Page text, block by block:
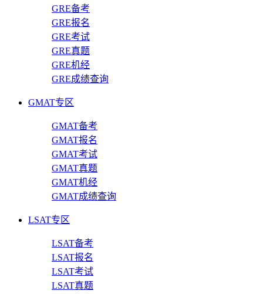
GRE备考
GRE报名
GRE考试
GRE真题
GRE机经
GRE成绩查询
GMAT专区
GMAT备考
GMAT报名
GMAT考试
GMAT真题
GMAT机经
GMAT成绩查询
LSAT专区
LSAT备考
LSAT报名
LSAT考试
LSAT真题